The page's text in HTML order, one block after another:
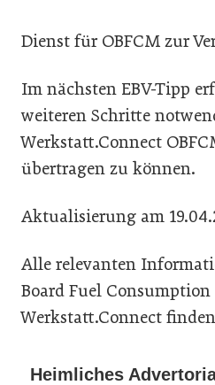
Dienst für OBFCM zur
Im nächsten EBV-Tipp
weiteren Schritte
Werkstatt.Connect
übertragen zu können.
Aktualisierung am
Alle relevanten
Board Fuel
Werkstatt.Connect
Heimliches